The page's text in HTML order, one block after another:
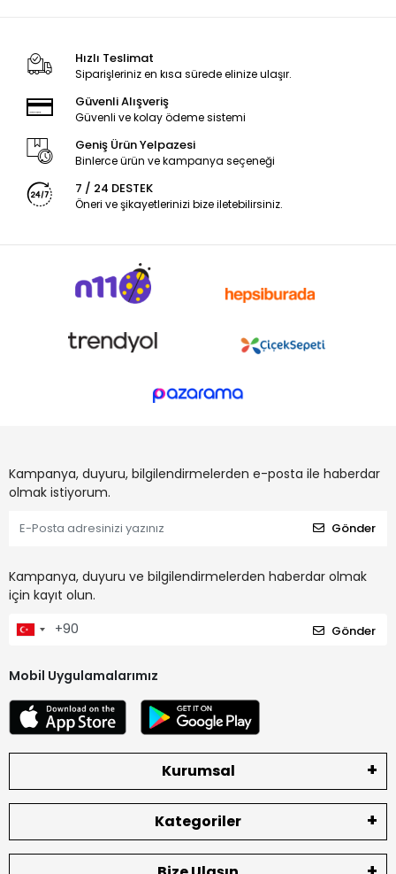
Hızlı Teslimat
Siparişleriniz en kısa sürede elinize ulaşır.
Güvenli Alışveriş
Güvenli ve kolay ödeme sistemi
Geniş Ürün Yelpazesi
Binlerce ürün ve kampanya seçeneği
7 / 24 DESTEK
Öneri ve şikayetlerinizi bize iletebilirsiniz.
Kampanya, duyuru, bilgilendirmelerden e-posta ile haberdar
olmak istiyorum.
Gönder
Kampanya, duyuru ve bilgilendirmelerden haberdar olmak
için kayıt olun.
Gönder
Mobil Uygulamalarımız
Kurumsal
Kategoriler